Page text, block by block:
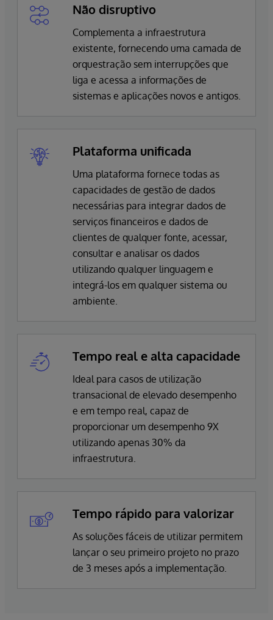
Não disruptivo
Complementa a infraestrutura
existente, fornecendo uma camada de
orquestração sem interrupções que
liga e acessa a informações de
sistemas e aplicações novos e antigos.
Plataforma unificada
Uma plataforma fornece todas as
capacidades de gestão de dados
necessárias para integrar dados de
serviços financeiros e dados de
clientes de qualquer fonte, acessar,
consultar e analisar os dados
utilizando qualquer linguagem e
integrá-los em qualquer sistema ou
ambiente.
Tempo real e alta capacidade
Ideal para casos de utilização
transacional de elevado desempenho
e em tempo real, capaz de
proporcionar um desempenho 9X
utilizando apenas 30% da
infraestrutura.
Tempo rápido para valorizar
As soluções fáceis de utilizar permitem
lançar o seu primeiro projeto no prazo
de 3 meses após a implementação.